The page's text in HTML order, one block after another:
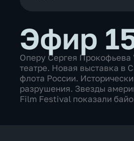
Эфир
Оперу Сергея Прокофьева
театре. Новая выставка в
флота России.
разрушения. Звезды
Film Festival показали